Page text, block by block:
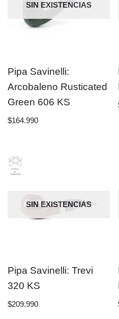
SIN EXISTENCIAS
Pipa Savinelli:
Arcobaleno Rusticated
Green 606 KS
$164.990
SIN EXISTENCIAS
Pipa Savinelli: Trevi
320 KS
$209.990